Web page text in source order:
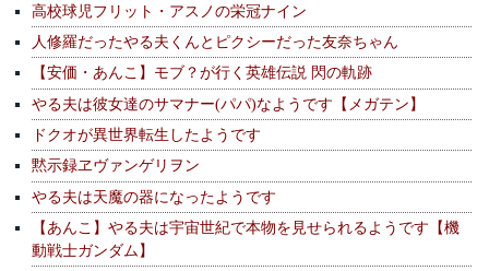
高校球児フリット・アスノの栄冠ナイン
人修羅だったやる夫くんとピクシーだった友奈ちゃん
【安価・あんこ】モブ？が行く英雄伝説 閃の軌跡
やる夫は彼女達のサマナー(パパ)なようです【メガテン】
ドクオが異世界転生したようです
黙示録ヱヴァンゲリヲン
やる夫は天魔の器になったようです
【あんこ】やる夫は宇宙世紀で本物を見せられるようです【機
動戦士ガンダム】